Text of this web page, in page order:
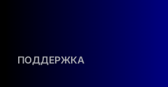
ПОДДЕРЖКА